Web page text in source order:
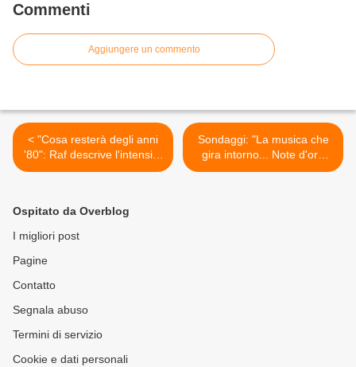
Commenti
Aggiungere un commento
< "Cosa resterà degli anni
'80": Raf descrive l'intensità
di quel decennio
Sondaggi: "La musica che
gira intorno... Note d'oro
2021" >
Ospitato da Overblog
I migliori post
Pagine
Contatto
Segnala abuso
Termini di servizio
Cookie e dati personali